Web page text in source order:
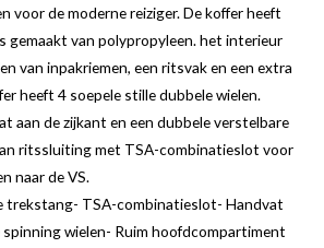
voor de moderne reiziger. De koffer heeft
gemaakt van polypropyleen. het interieur
van inpakriemen, een ritsvak en een extra
heeft 4 soepele stille dubbele wielen.
aan de zijkant en een dubbele verstelbare
ritssluiting met TSA-combinatieslot voor
naar de VS.
trekstang- TSA-combinatieslot- Handvat
wielen- Ruim hoofdcompartiment